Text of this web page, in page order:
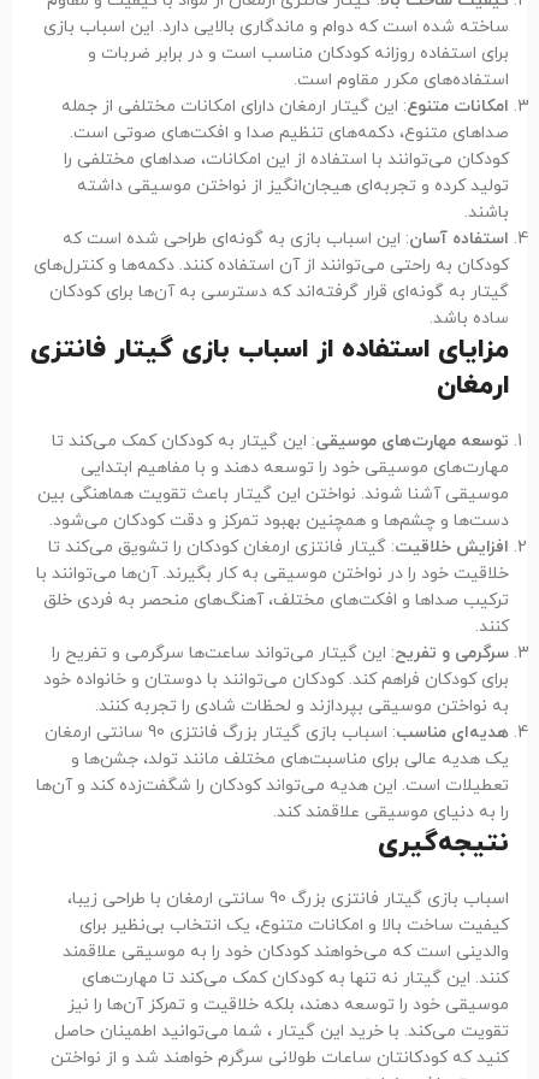
ساخته شده است که دوام و ماندگاری بالایی دارد. این اسباب بازی
برای استفاده روزانه کودکان مناسب است و در برابر ضربات و
استفاده‌های مکرر مقاوم است.
امکانات متنوع: این گیتار ارمغان دارای امکانات مختلفی از جمله
صداهای متنوع، دکمه‌های تنظیم صدا و افکت‌های صوتی است.
کودکان می‌توانند با استفاده از این امکانات، صداهای مختلفی را
تولید کرده و تجربه‌ای هیجان‌انگیز از نواختن موسیقی داشته
باشند.
استفاده آسان: این اسباب بازی به گونه‌ای طراحی شده است که
کودکان به راحتی می‌توانند از آن استفاده کنند. دکمه‌ها و کنترل‌های
گیتار به گونه‌ای قرار گرفته‌اند که دسترسی به آن‌ها برای کودکان
ساده باشد.
مزایای استفاده از اسباب بازی گیتار فانتزی
ارمغان
توسعه مهارت‌های موسیقی: این گیتار به کودکان کمک می‌کند تا
مهارت‌های موسیقی خود را توسعه دهند و با مفاهیم ابتدایی
موسیقی آشنا شوند. نواختن این گیتار باعث تقویت هماهنگی بین
دست‌ها و چشم‌ها و همچنین بهبود تمرکز و دقت کودکان می‌شود.
افزایش خلاقیت: گیتار فانتزی ارمغان کودکان را تشویق می‌کند تا
خلاقیت خود را در نواختن موسیقی به کار بگیرند. آن‌ها می‌توانند با
ترکیب صداها و افکت‌های مختلف، آهنگ‌های منحصر به فردی خلق
کنند.
سرگرمی و تفریح: این گیتار می‌تواند ساعت‌ها سرگرمی و تفریح را
برای کودکان فراهم کند. کودکان می‌توانند با دوستان و خانواده خود
به نواختن موسیقی بپردازند و لحظات شادی را تجربه کنند.
هدیه‌ای مناسب
: اسباب بازی گیتار بزرگ فانتزی 90 سانتی ارمغان
یک هدیه عالی برای مناسبت‌های مختلف مانند تولد، جشن‌ها و
تعطیلات است. این هدیه می‌تواند کودکان را شگفت‌زده کند و آن‌ها
را به دنیای موسیقی علاقمند کند.
نتیجه‌گیری
اسباب بازی گیتار فانتزی بزرگ 90 سانتی ارمغان با طراحی زیبا،
کیفیت ساخت بالا و امکانات متنوع، یک انتخاب بی‌نظیر برای
والدینی است که می‌خواهند کودکان خود را به موسیقی علاقمند
کنند. این گیتار نه تنها به کودکان کمک می‌کند تا مهارت‌های
موسیقی خود را توسعه دهند، بلکه خلاقیت و تمرکز آن‌ها را نیز
تقویت می‌کند. با خرید این گیتار ، شما می‌توانید اطمینان حاصل
کنید که کودکانتان ساعات طولانی سرگرم خواهند شد و از نواختن